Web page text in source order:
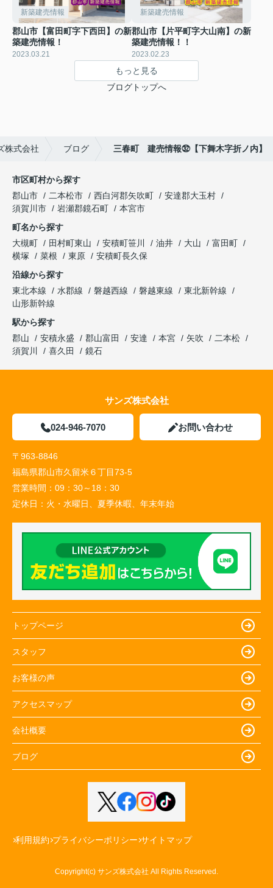
新築建売情報
郡山市【富田町字下西田】の新
築建売情報！
2023.03.21
新築建売情報
郡山市【片平町字大山南】の新
築建売情報！！
2023.02.23
もっと見る
ブログトップへ
株式会社 ブログ 三春町 建売情報㉜【下舞木字折ノ内】
市区町村から探す
郡山市
二本松市 西白河郡矢吹町
安達郡大玉村
須賀川市
岩瀬郡鏡石町
本宮市
町名から探す
大槻町
田村町東山 安積町笹川 油井 大山
富田町
横塚
菜根 東原
安積町長久保
沿線から探す
東北本線
水郡線 磐越西線 磐越東線
東北新幹線
山形新幹線
駅から探す
郡山
安積永盛 郡山富田 安達 本宮 矢吹
二本松
須賀川
喜久田 鏡石
サンズ株式会社
024-946-7070 お問い合わせ
〒963-8846
福島県郡山市久留米６丁目73-5
営業時間： 09：30～18：30
定休日： 火・水曜日、夏季休暇、年末年始
トップページ
スタッフ
お客様の声
アクセスマップ
会社概要
ブログ
利用規約 プライバシーポリシー サイトマップ
Copyright(c) サンズ株式会社 All Rights Reserved.